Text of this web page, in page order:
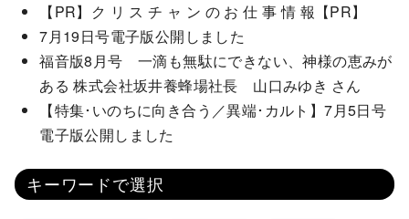
【PR】ク リ ス チ ャ ン の お 仕 事 情 報【PR】
7月19日号電子版公開しました
福音版8月号 一滴も無駄にできない、神様の恵みが
ある 株式会社坂井養蜂場社長 山口みゆき さん
【特集･いのちに向き合う／異端･カルト】7月5日号
電子版公開しました
キーワードで選択